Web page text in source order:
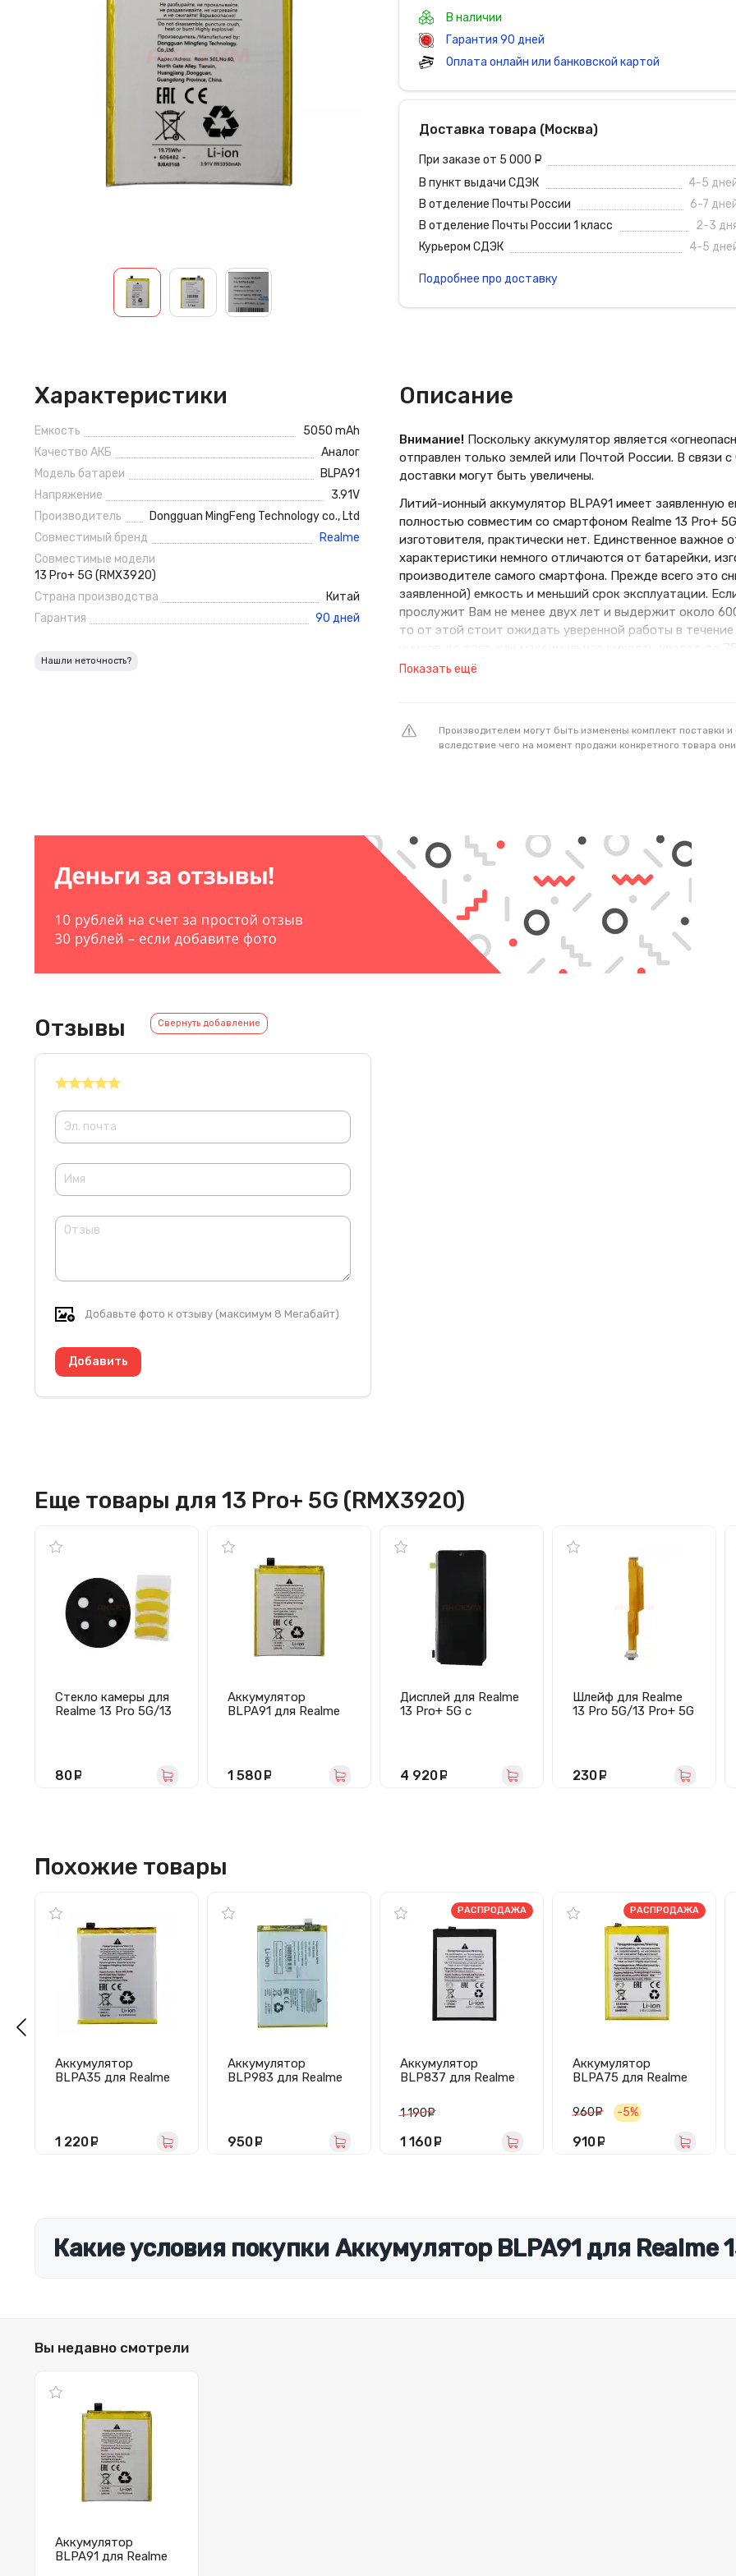
В наличии
Гарантия 90 дней
Оплата онлайн или банковской картой
Доставка товара (Москва)
При заказе от 5 000
В пункт выдачи СДЭК
4-5
В отделение Почты России
6-7
В отделение Почты России 1 класс
2-3
Курьером СДЭК
4-5
Подробнее про доставку
Характеристики
Емкость
5050 mAh
Качество АКБ
Аналог
Модель батареи
BLPA91
Напряжение
3.91V
Производитель
Dongguan MingFeng Technology co., Ltd
Совместимый бренд
Realme
Совместимые модели
13 Pro+ 5G (RMX3920)
Страна производства
Китай
Гарантия
90 дней
Нашли неточность?
Описание
Внимание! Поскольку аккумулятор является
отправлен только землей или Почтой России. В связи
доставки могут быть увеличены.
Литий-ионный аккумулятор BLPA91 имеет заявленную
полностью совместим со смартфоном Realme 13 Pro+
изготовителя, практически нет. Единственное важное
характеристики немного отличаются от батарейки,
производителе самого смартфона. Прежде всего это
заявленной) емкость и меньший срок эксплуатации.
прослужит Вам не менее двух лет и выдержит около
то от этой стоит ожидать уверенной работы в
циклов до того, как максимальная емкость упадет до
переплачивать за бренд или желаете сэкономить, при
топливные элементы для различных устройств.
числе России.
Показать ещё
Производителем могут быть изменены комплект поставки
вследствие чего на момент продажи конкретного товара
Отзывы Свернуть добавление
Добавьте фото к отзыву (максимум 8 Мегабайт)
Еще товары для 13 Pro+ 5G (RMX3920)
Стекло камеры для
Realme 13 Pro 5G/13
80
Аккумулятор
BLPA91 для Realme
1 580 руб.
Дисплей для Realme
13 Pro+ 5G с
4 920 руб.
Шлейф для Realme
13 Pro 5G/13 Pro+ 5G
230
Похожие товары
Аккумулятор
BLPA35 для Realme
1 220 руб.
Аккумулятор
BLP983 для Realme
950
Аккумулятор
BLP837 для Realme
Премиум
РАСПРОДАЖА
1 190
1 160 руб.
Аккумулятор
BLPA75 для Realme
Премиум
РАСПРОДАЖА
960 руб.
-5%
910
Какие условия покупки Аккумулятор BLPA91 для Realme
Вы недавно смотрели
Аккумулятор
BLPA91 для Realme